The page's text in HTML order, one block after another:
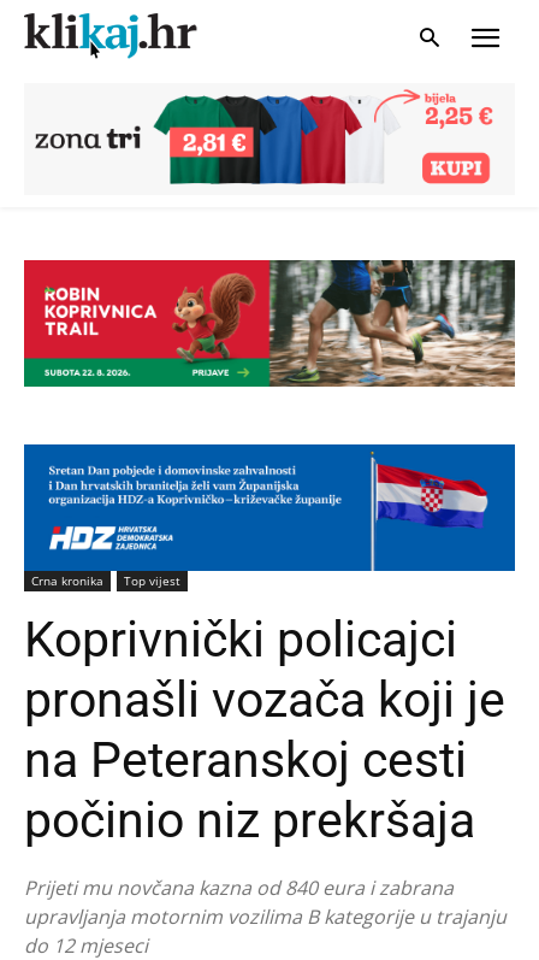
Crna kronika Top vijest
Koprivnički policajci
pronašli vozača koji je
na Peteranskoj cesti
počinio niz prekršaja
Prijeti mu novčana kazna od 840 eura i zabrana
upravljanja motornim vozilima B kategorije u trajanju
do 12 mjeseci